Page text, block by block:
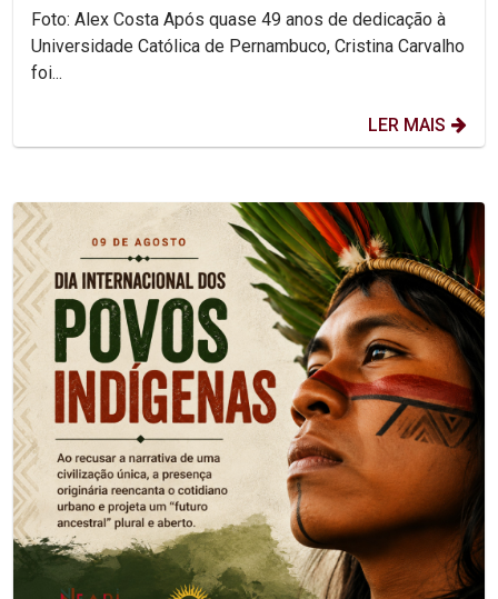
Foto: Alex Costa Após quase 49 anos de dedicação à
Universidade Católica de Pernambuco, Cristina Carvalho
foi...
LER MAIS